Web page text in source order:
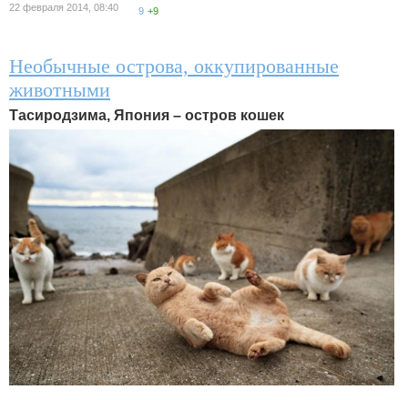
22 февраля 2014, 08:40 9 +9
Необычные острова, оккупированные
животными
Тасиродзима, Япония – остров кошек